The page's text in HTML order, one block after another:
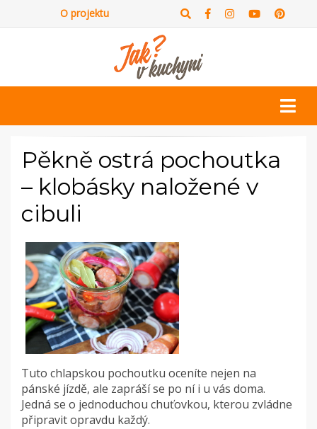
O projektu
Pěkně ostrá pochoutka
– klobásky naložené v
cibuli
Tuto chlapskou pochoutku oceníte nejen na
pánské jízdě, ale zapráší se po ní i u vás doma.
Jedná se o jednoduchou chuťovkou, kterou zvládne
připravit opravdu každý.